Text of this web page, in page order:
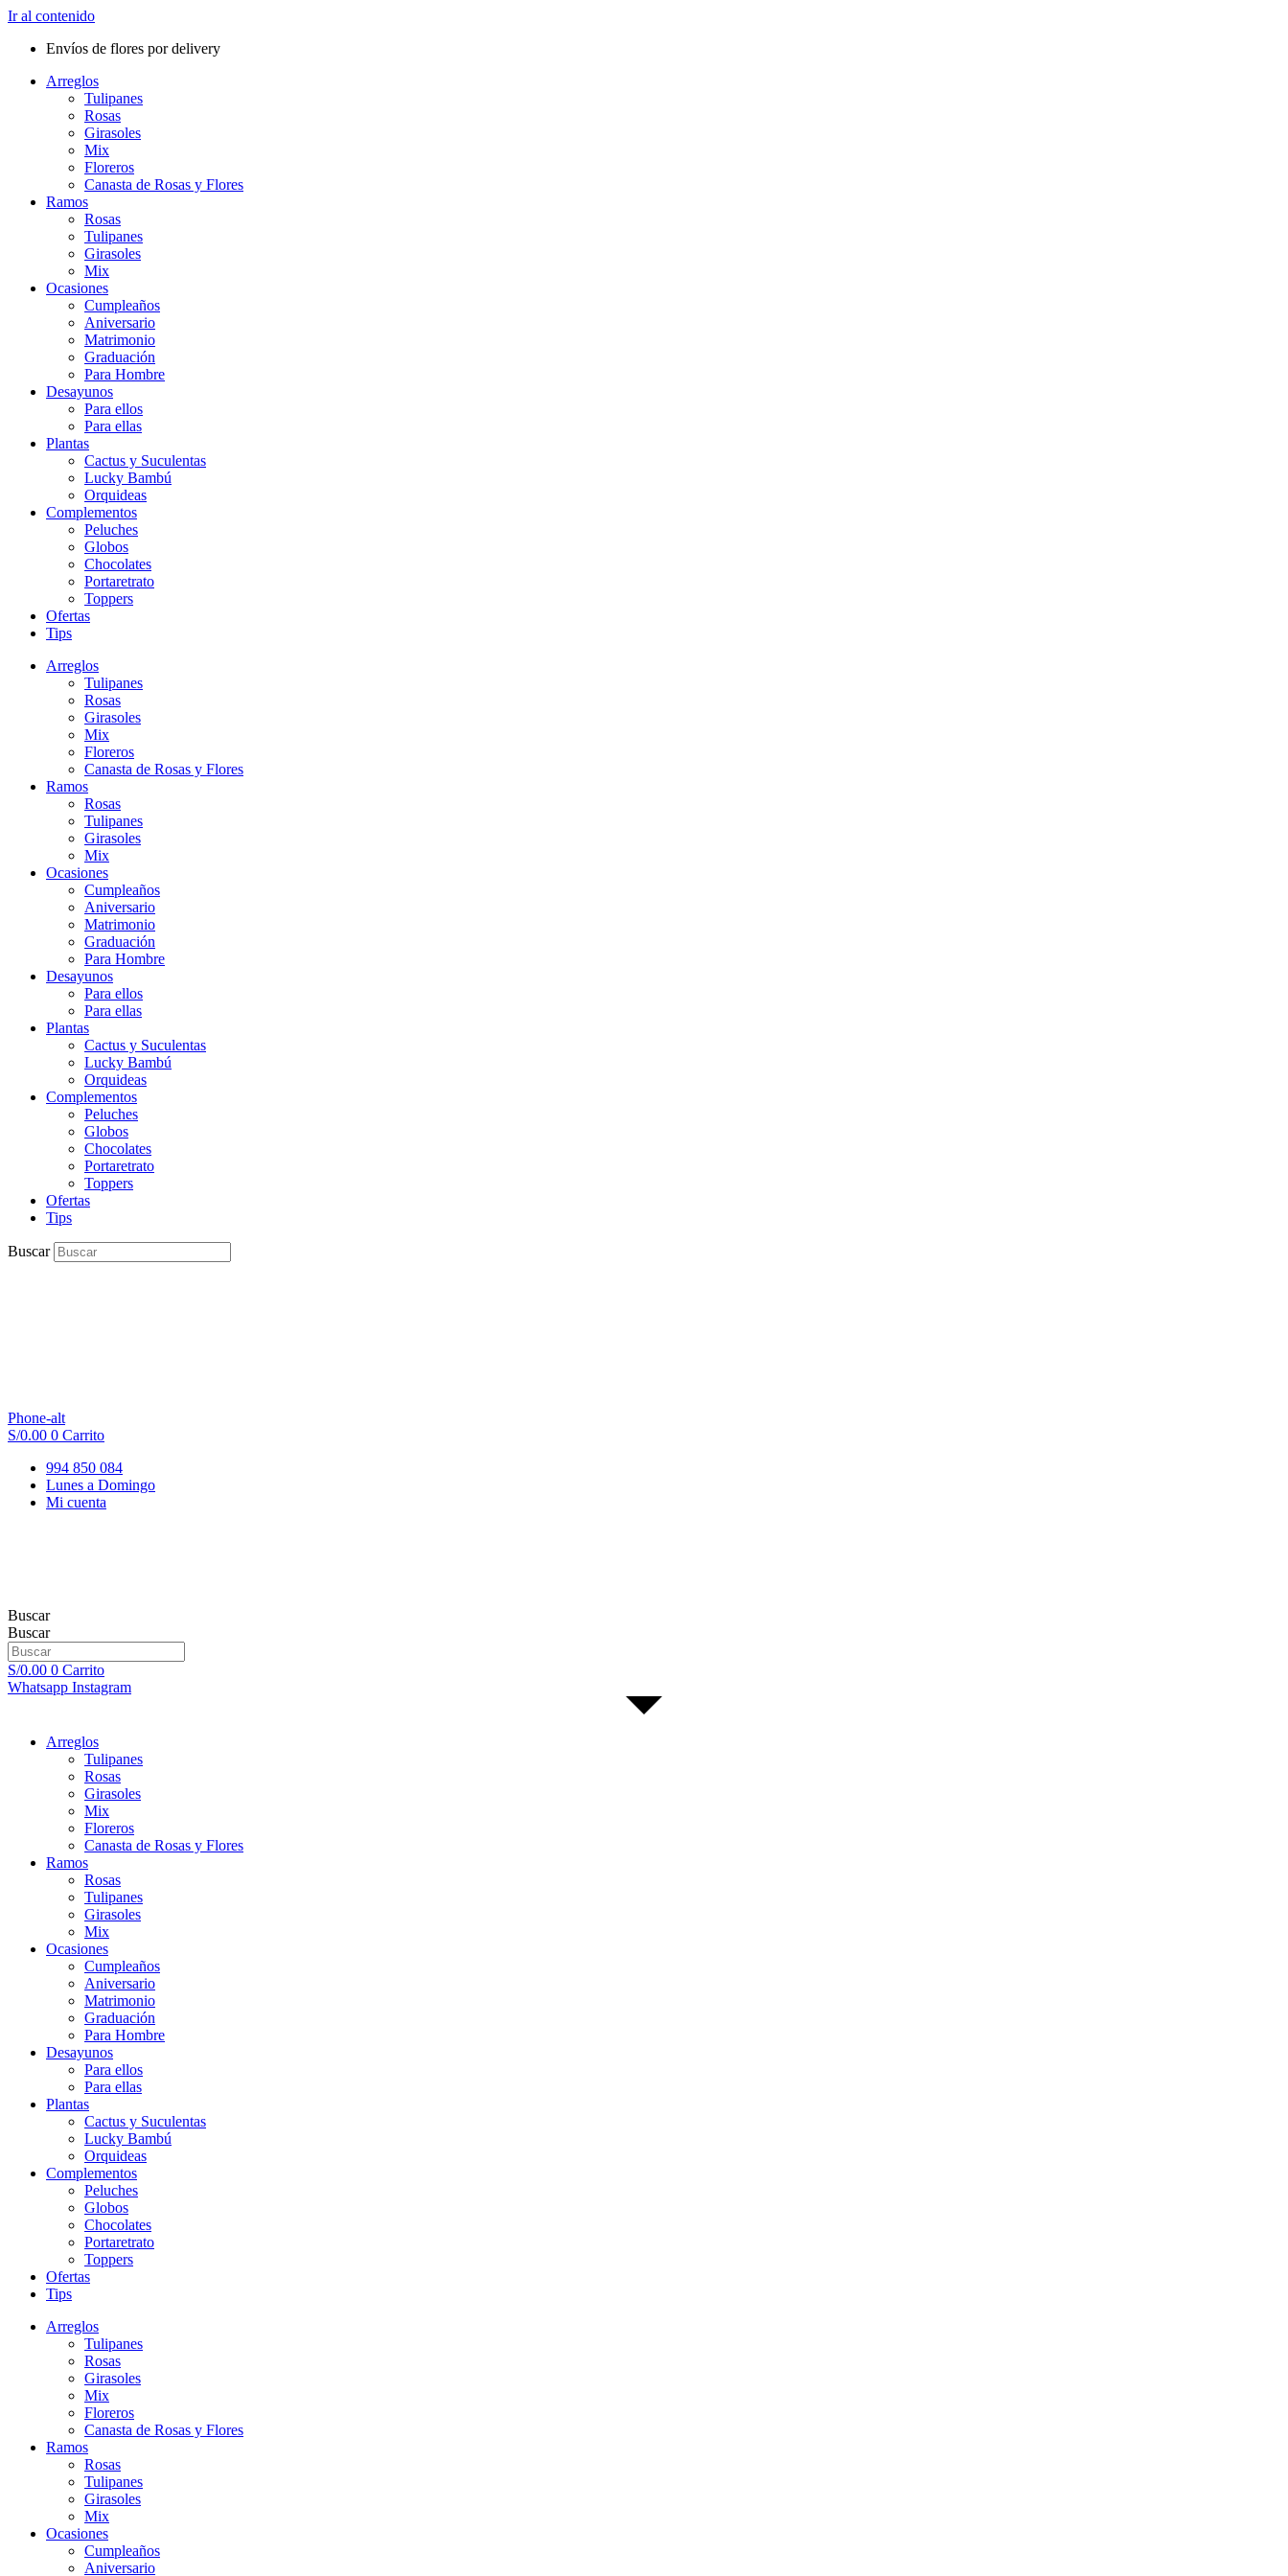
Ir al contenido
Envíos de flores por delivery
Arreglos
Tulipanes
Rosas
Girasoles
Mix
Floreros
Canasta de Rosas y Flores
Ramos
Rosas
Tulipanes
Girasoles
Mix
Ocasiones
Cumpleaños
Aniversario
Matrimonio
Graduación
Para Hombre
Desayunos
Para ellos
Para ellas
Plantas
Cactus y Suculentas
Lucky Bambú
Orquideas
Complementos
Peluches
Globos
Chocolates
Portaretrato
Toppers
Ofertas
Tips
Arreglos
Tulipanes
Rosas
Girasoles
Mix
Floreros
Canasta de Rosas y Flores
Ramos
Rosas
Tulipanes
Girasoles
Mix
Ocasiones
Cumpleaños
Aniversario
Matrimonio
Graduación
Para Hombre
Desayunos
Para ellos
Para ellas
Plantas
Cactus y Suculentas
Lucky Bambú
Orquideas
Complementos
Peluches
Globos
Chocolates
Portaretrato
Toppers
Ofertas
Tips
Buscar
Phone-alt
S/0.00 0 Carrito
994 850 084
Lunes a Domingo
Mi cuenta
Buscar
Buscar
S/0.00 0 Carrito
Whatsapp Instagram
Arreglos
Tulipanes
Rosas
Girasoles
Mix
Floreros
Canasta de Rosas y Flores
Ramos
Rosas
Tulipanes
Girasoles
Mix
Ocasiones
Cumpleaños
Aniversario
Matrimonio
Graduación
Para Hombre
Desayunos
Para ellos
Para ellas
Plantas
Cactus y Suculentas
Lucky Bambú
Orquideas
Complementos
Peluches
Globos
Chocolates
Portaretrato
Toppers
Ofertas
Tips
Arreglos
Tulipanes
Rosas
Girasoles
Mix
Floreros
Canasta de Rosas y Flores
Ramos
Rosas
Tulipanes
Girasoles
Mix
Ocasiones
Cumpleaños
Aniversario